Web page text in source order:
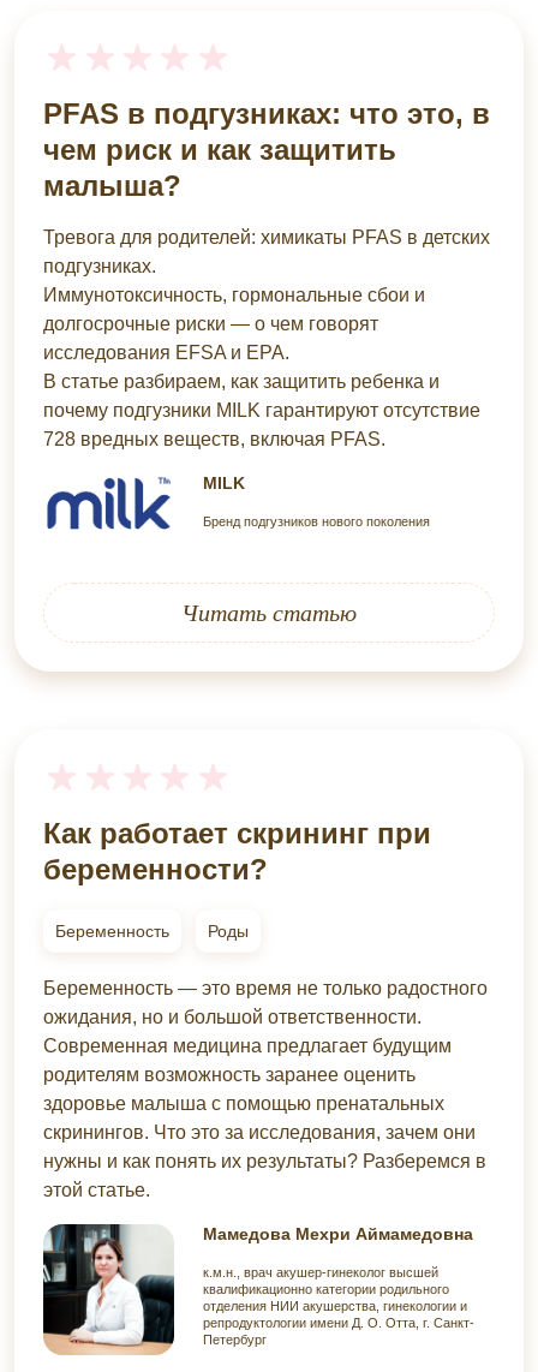
MILK
Бренд подгузников нового поколения
Читать статью
PFAS в подгузниках: что это, в
чем риск и как защитить
малыша?
Тревога для родителей: химикаты PFAS в детских
подгузниках.
Иммунотоксичность, гормональные сбои и
долгосрочные риски — о чем говорят
исследования EFSA и EPA.
В статье разбираем, как защитить ребенка и
почему подгузники MILK гарантируют отсутствие
728 вредных веществ, включая PFAS.
Мамедова Мехри Аймамедовна
к.м.н., врач акушер-гинеколог высшей
квалификационно категории родильного
отделения НИИ акушерства, гинекологии и
репродуктологии имени Д. О. Отта, г. Санкт-
Петербург
Как работает скрининг при
беременности?
Беременность Роды
Беременность — это время не только радостного
ожидания, но и большой ответственности.
Современная медицина предлагает будущим
родителям возможность заранее оценить
здоровье малыша с помощью пренатальных
скринингов. Что это за исследования, зачем они
нужны и как понять их результаты? Разберемся в
этой статье.